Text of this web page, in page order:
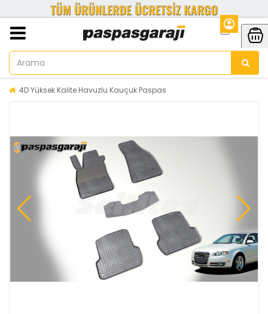
4D Yüksek Kalite Havuzlu Kauçuk Paspas